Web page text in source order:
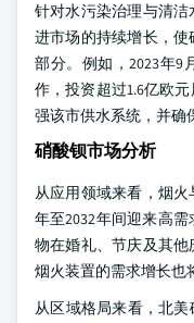
针对水污染治理与清
进市场的持续增长，
部分。例如，2023年9
作，投资超过1.6亿欧
强该市供水系统，并确
硝酸钡市场分析
从应用领域来看，烟
年至2032年间迎来高
物在婚礼、节庆及其
烟火装置的需求增长也
从区域格局来看，北美